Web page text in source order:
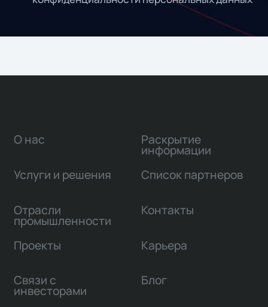
О нас
Услуги и решения
Отрасли
промышленности
Проекты
Связи с
инвесторами
Раскрытие
информации
Список партнеров
Контакты
Карьера
Блог